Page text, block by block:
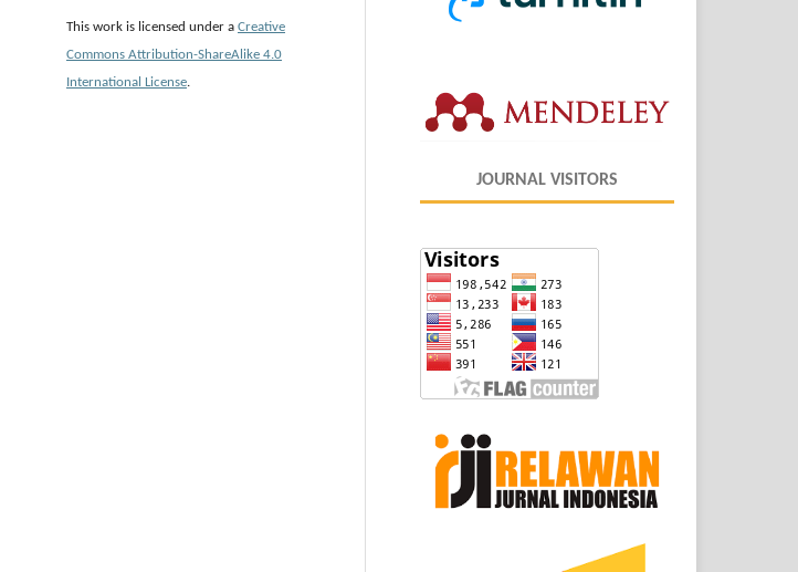
This work is licensed under a Creative
Commons Attribution-ShareAlike 4.0
International License.
JOURNAL VISITORS